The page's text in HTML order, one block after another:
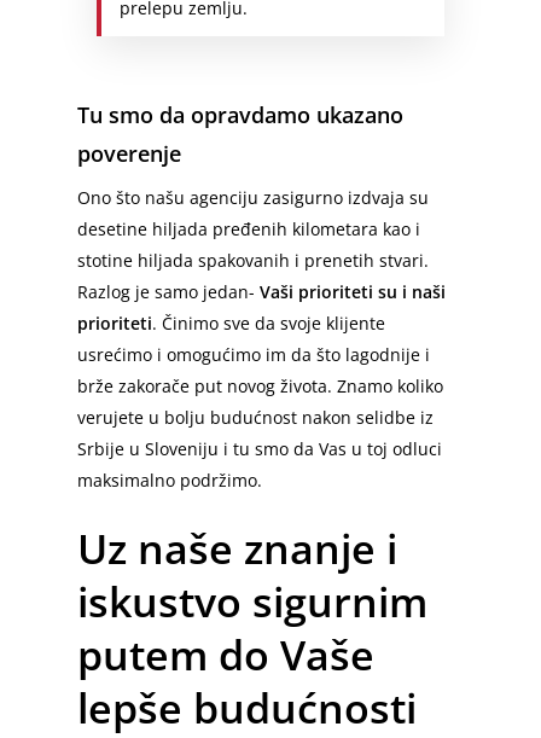
prelepu zemlju.
Tu smo da opravdamo ukazano
poverenje
Ono što našu agenciju zasigurno izdvaja su
desetine hiljada pređenih kilometara kao i
stotine hiljada spakovanih i prenetih stvari.
Razlog je samo jedan-Vaši prioriteti su i naši
prioriteti. Činimo sve da svoje klijente
usrećimo i omogućimo im da što lagodnije i
brže zakorače put novog života. Znamo koliko
verujete u bolju budućnost nakon selidbe iz
Srbije u Sloveniju i tu smo da Vas u toj odluci
maksimalno podržimo.
Uz naše znanje i
iskustvo sigurnim
putem do Vaše
lepše budućnosti
Prevoz Kućnih Ljubimaca
Selidbe Bele Tehnike
Emmezeta Dostava
Ikea Dostava
Odnošenje Šuta
Odvoz Stvari na Deponiju
Odnošenje Starog
Srbija – Crna Gora
Berlin – Beograd
Minhen – Beograd
Frankfurt – Beograd
Stuttgart – Beograd
Dortmund – Beograd
Hamburg – Srbija
Keln – Beograd
Nirnberg – Beograd
Prevoz Beč
Beč – Beograd
Slovenija – Srbija
Srbija – Nemačka
Smederevo
Požarevac
Prokuplje
Novi Pazar
Sremska Mitrovica
Pirot
Subotica